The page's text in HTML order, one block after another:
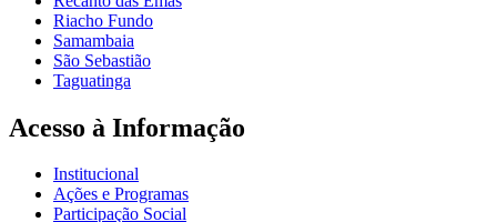
Riacho Fundo
Samambaia
São Sebastião
Taguatinga
Acesso à Informação
Institucional
Ações e Programas
Participação Social